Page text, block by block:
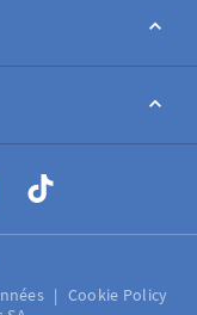
Cookie Policy